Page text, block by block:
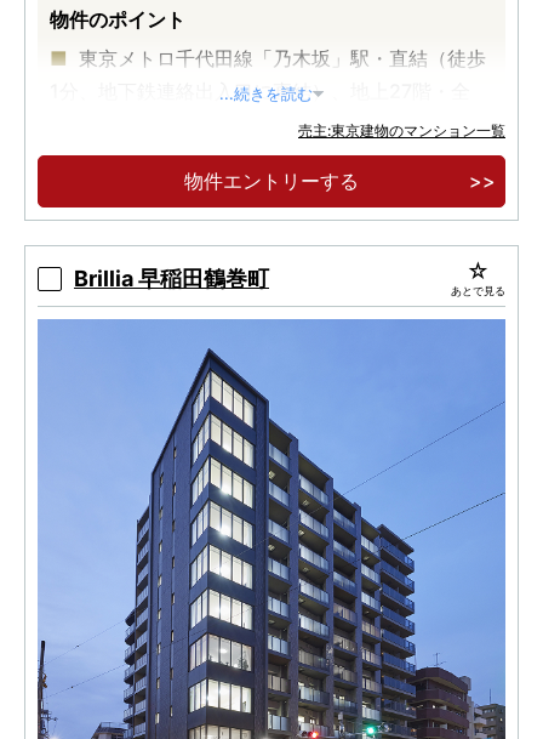
物件のポイント
東京メトロ千代田線「乃木坂」駅・直結（徒歩
1分、地下鉄連絡出入口に直結）、地上27階・全
...続きを読む
売主:東京建物のマンション一覧
物件エントリーする
Brillia 早稲田鶴巻町 あとで見る